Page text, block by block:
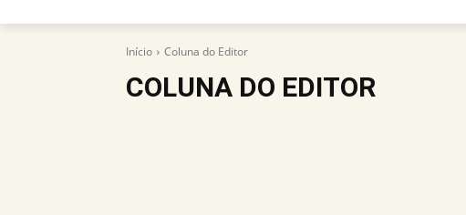
Início Coluna do Editor
COLUNA DO EDITOR